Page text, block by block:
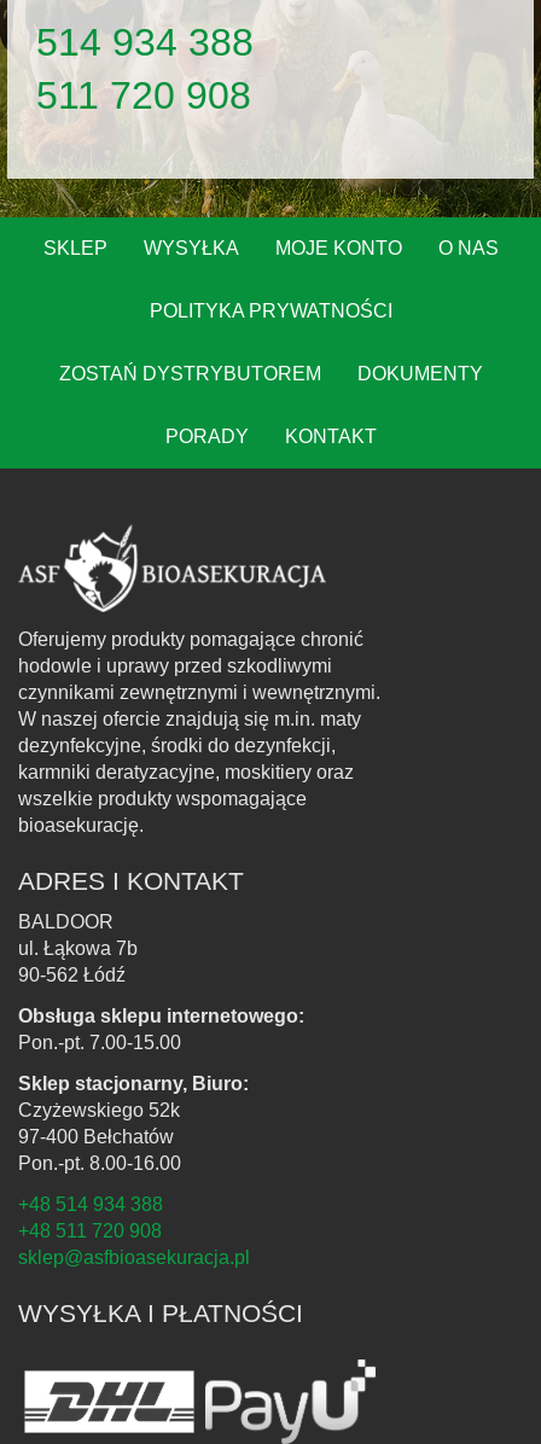
514 934 388
511 720 908
SKLEP WYSYŁKA MOJE KONTO O NAS
POLITYKA PRYWATNOŚCI
ZOSTAŃ DYSTRYBUTOREM DOKUMENTY
PORADY KONTAKT
Oferujemy produkty pomagające chronić
hodowle i uprawy przed szkodliwymi
czynnikami zewnętrznymi i wewnętrznymi.
W naszej ofercie znajdują się m.in. maty
dezynfekcyjne, środki do dezynfekcji,
karmniki deratyzacyjne, moskitiery oraz
wszelkie produkty wspomagające
bioasekurację.
ADRES I KONTAKT
BALDOOR
ul. Łąkowa 7b
90-562 Łódź
Obsługa sklepu internetowego:
Pon.-pt. 7.00-15.00
Sklep stacjonarny, Biuro:
Czyżewskiego 52k
97-400 Bełchatów
Pon.-pt. 8.00-16.00
+48 514 934 388
+48 511 720 908
sklep@asfbioasekuracja.pl
WYSYŁKA I PŁATNOŚCI